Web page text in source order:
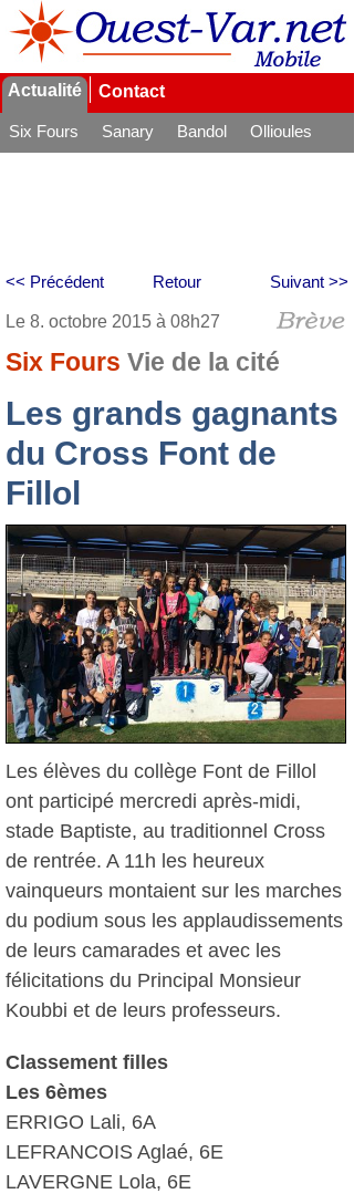
Actualité Contact
Six Fours Sanary Bandol
Ollioules
Retour
<< Précédent Suivant >>
Le 8. octobre 2015 à 08h27
Six Fours Vie de la cité
Les grands gagnants
du Cross Font de
Fillol
Les élèves du collège Font de Fillol
ont participé mercredi après-midi,
stade Baptiste, au traditionnel Cross
de rentrée. A 11h les heureux
vainqueurs montaient sur les marches
du podium sous les applaudissements
de leurs camarades et avec les
félicitations du Principal Monsieur
Koubbi et de leurs professeurs.
Classement filles
Les 6èmes
ERRIGO Lali, 6A
LEFRANCOIS Aglaé, 6E
LAVERGNE Lola, 6E